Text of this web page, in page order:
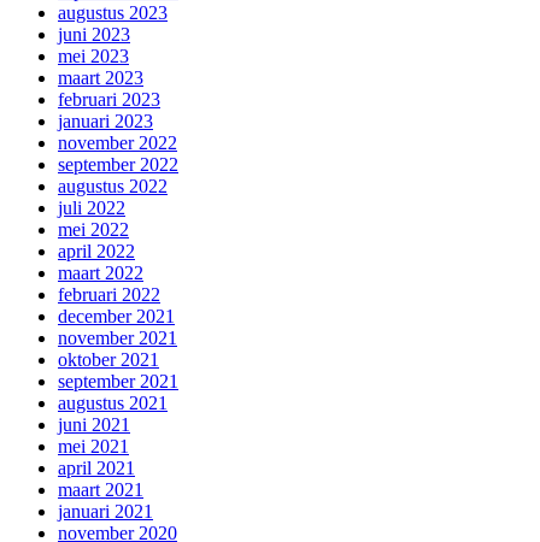
augustus 2023
juni 2023
mei 2023
maart 2023
februari 2023
januari 2023
november 2022
september 2022
augustus 2022
juli 2022
mei 2022
april 2022
maart 2022
februari 2022
december 2021
november 2021
oktober 2021
september 2021
augustus 2021
juni 2021
mei 2021
april 2021
maart 2021
januari 2021
november 2020